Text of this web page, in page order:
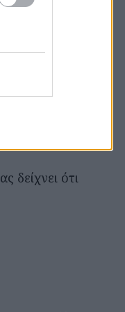
κωμικών της
και
μια
της
δείχνει ότι